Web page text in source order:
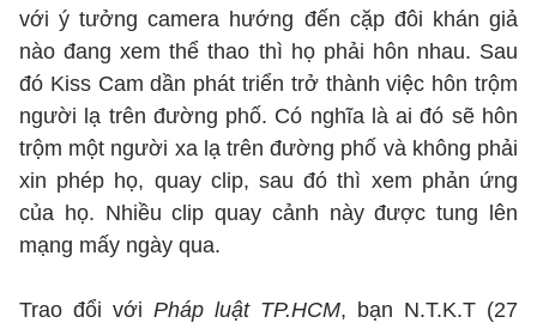
với ý tưởng camera hướng đến cặp đôi khán giả
nào đang xem thể thao thì họ phải hôn nhau. Sau
đó Kiss Cam dần phát triển trở thành việc hôn trộm
người lạ trên đường phố. Có nghĩa là ai đó sẽ hôn
trộm một người xa lạ trên đường phố và không phải
xin phép họ, quay clip, sau đó thì xem phản ứng
của họ. Nhiều clip quay cảnh này được tung lên
mạng mấy ngày qua.
Trao đổi với Pháp luật TP.HCM, bạn N.T.K.T (27